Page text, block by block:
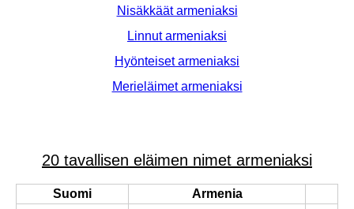
Nisäkkäät armeniaksi
Linnut armeniaksi
Hyönteiset armeniaksi
Merieläimet armeniaksi
20 tavallisen eläimen nimet armeniaksi
Suomi
Armenia